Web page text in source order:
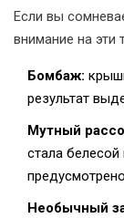
Если вы
внимание на эти
Бомбаж:
результат
Мутный
стала белесой
Необычный